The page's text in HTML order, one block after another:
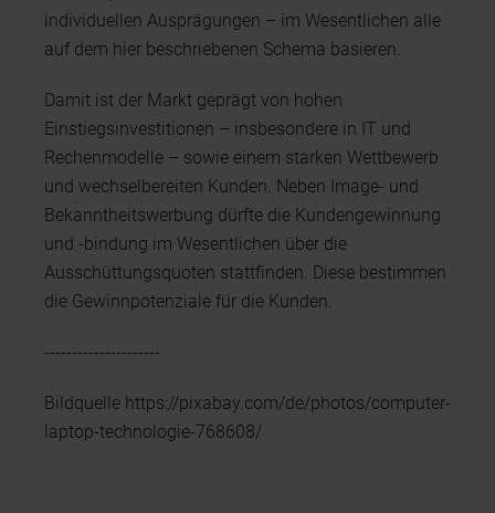
individuellen Ausprägungen – im Wesentlichen alle
auf dem hier beschriebenen Schema basieren.
Damit ist der Markt geprägt von hohen
Einstiegsinvestitionen – insbesondere in IT und
Rechenmodelle – sowie einem starken Wettbewerb
und wechselbereiten Kunden. Neben Image- und
Bekanntheitswerbung dürfte die Kundengewinnung
und -bindung im Wesentlichen über die
Ausschüttungsquoten stattfinden. Diese bestimmen
die Gewinnpotenziale für die Kunden.
---------------------
Bildquelle https://pixabay.com/de/photos/computer-
laptop-technologie-768608/